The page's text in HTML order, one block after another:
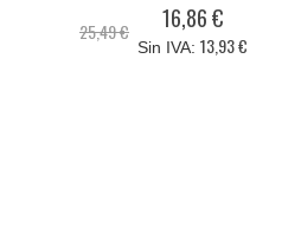
25,49 €
Precio
especial
16,86 €
13,93 €